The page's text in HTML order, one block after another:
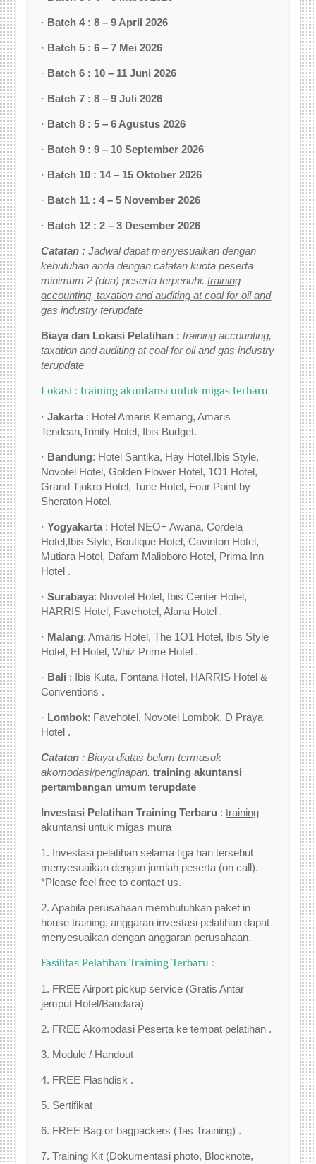
· Batch 4 : 8 – 9 April 2026
· Batch 5 : 6 – 7 Mei 2026
· Batch 6 : 10 – 11 Juni 2026
· Batch 7 : 8 – 9 Juli 2026
· Batch 8 : 5 – 6 Agustus 2026
· Batch 9 : 9 – 10 September 2026
· Batch 10 : 14 – 15 Oktober 2026
· Batch 11 : 4 – 5 November 2026
· Batch 12 : 2 – 3 Desember 2026
Catatan :Jadwal dapat menyesuaikan dengan
kebutuhan anda dengan catatan kuota peserta
minimum 2 (dua) peserta terpenuhi.training
accounting, taxation and auditing at coal for oil and
gas industry terupdate
Biaya dan Lokasi Pelatihan :training accounting,
taxation and auditing at coal for oil and gas industry
terupdate
Lokasi : training akuntansi untuk migas terbaru
·Jakarta : Hotel Amaris Kemang, Amaris
Tendean,Trinity Hotel, Ibis Budget.
· Bandung: Hotel Santika, Hay Hotel,Ibis Style,
Novotel Hotel, Golden Flower Hotel, 1O1 Hotel,
Grand Tjokro Hotel, Tune Hotel, Four Point by
Sheraton Hotel.
·Yogyakarta : Hotel NEO+ Awana, Cordela
Hotel,Ibis Style, Boutique Hotel, Cavinton Hotel,
Mutiara Hotel, Dafam Malioboro Hotel, Prima Inn
Hotel .
·Surabaya: Novotel Hotel, Ibis Center Hotel,
HARRIS Hotel, Favehotel, Alana Hotel .
· Malang: Amaris Hotel, The 1O1 Hotel, Ibis Style
Hotel, El Hotel, Whiz Prime Hotel .
· Bali : Ibis Kuta, Fontana Hotel, HARRIS Hotel &
Conventions .
· Lombok: Favehotel, Novotel Lombok, D Praya
Hotel .
Catatan: Biaya diatas belum termasuk
akomodasi/penginapan.training akuntansi
pertambangan umum terupdate
Investasi Pelatihan Training Terbaru :training
akuntansi untuk migas mura
1. Investasi pelatihan selama tiga hari tersebut
menyesuaikan dengan jumlah peserta (on call).
*Please feel free to contact us.
2. Apabila perusahaan membutuhkan paket in
house training, anggaran investasi pelatihan dapat
menyesuaikan dengan anggaran perusahaan.
Fasilitas Pelatihan Training Terbaru :
1. FREE Airport pickup service (Gratis Antar
jemput Hotel/Bandara)
2. FREE Akomodasi Peserta ke tempat pelatihan .
3. Module / Handout
4. FREE Flashdisk .
5. Sertifikat
6. FREE Bag or bagpackers (Tas Training) .
7. Training Kit (Dokumentasi photo, Blocknote,